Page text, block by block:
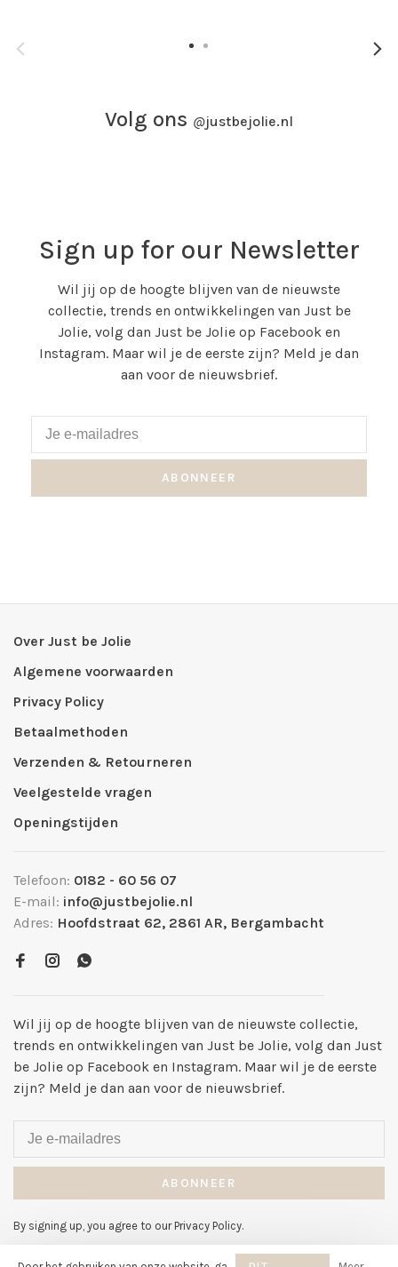
Volg ons @justbejolie.nl
Sign up for our Newsletter
Wil jij op de hoogte blijven van de nieuwste
collectie, trends en ontwikkelingen van Just be
Jolie, volg dan Just be Jolie op Facebook en
Instagram. Maar wil je de eerste zijn? Meld je dan
aan voor de nieuwsbrief.
ABONNEER
Over Just be Jolie
Algemene voorwaarden
Privacy Policy
Betaalmethoden
Verzenden & Retourneren
Veelgestelde vragen
Openingstijden
Telefoon: 0182 - 60 56 07
E-mail: info@justbejolie.nl
Adres: Hoofdstraat 62, 2861 AR, Bergambacht
Wil jij op de hoogte blijven van de nieuwste collectie,
trends en ontwikkelingen van Just be Jolie, volg dan Just
be Jolie op Facebook en Instagram. Maar wil je de eerste
zijn? Meld je dan aan voor de nieuwsbrief.
ABONNEER
By signing up, you agree to our Privacy Policy.